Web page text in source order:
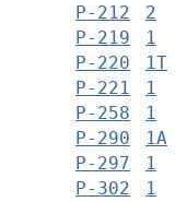
Р-212
2
Р-219
1
Р-220
1Т
Р-221
1
Р-258
1
Р-290
1А
Р-297
1
Р-302
1